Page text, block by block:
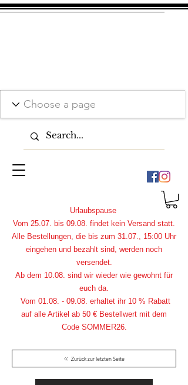
Zurück zur letzten Seite
Urlaubspause
Vom 25.07. bis 09.08. findet kein Versand statt.
Alle Bestellungen, die bis zum 31.07., 15:00 Uhr
eingehen und bezahlt sind, werden noch
versendet.
Ab dem 10.08. sind wir wieder wie gewohnt für
euch da.
Vom 01.08. - 09.08. erhaltet ihr 10 % Rabatt
auf alle Artikel ab 50 € Bestellwert mit dem
Code SOMMER26.